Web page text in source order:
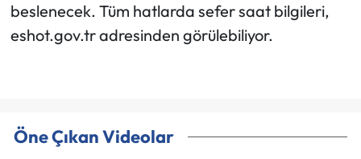
beslenecek. Tüm hatlarda sefer saat bilgileri,
eshot.gov.tr adresinden görülebiliyor.
Öne Çıkan Videolar